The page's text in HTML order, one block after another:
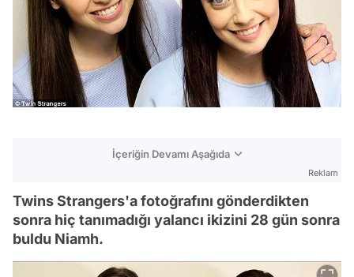
İçeriğin Devamı Aşağıda
Reklam
Twins Strangers'a fotoğrafını gönderdikten
sonra hiç tanımadığı yalancı ikizini 28 gün sonra
buldu Niamh.